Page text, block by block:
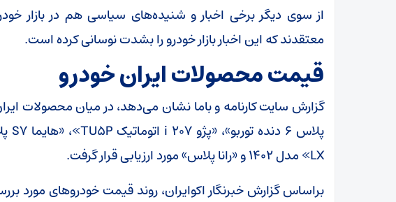
از سوی دیگر برخی اخبار و شنیده‌های سیاسی هم در بازار خودرو
معتقدند که این اخبار بازار خودرو را بشدت نوسانی کرده است.
قیمت محصولات ایران خودرو
گزارش سایت کارنامه و باما نشان می‌دهد، در میان محصولات
LX» مدل ۱۴۰۲ و «رانا پلاس» مورد ارزیابی قرار گرفت.